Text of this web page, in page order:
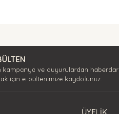
kampanya ve duyurulardan haberdar
için e-bültenimize kaydolunuz.
ÜYELİK